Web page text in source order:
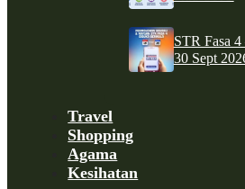
STR Fasa
30 Sept
Travel
Shopping
Agama
Kesihatan